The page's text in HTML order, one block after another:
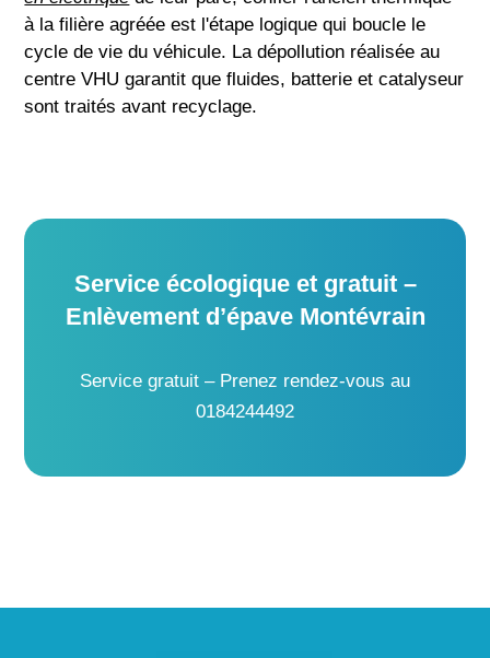
à la filière agréée est l'étape logique qui boucle le
cycle de vie du véhicule. La dépollution réalisée au
centre VHU garantit que fluides, batterie et catalyseur
sont traités avant recyclage.
Service écologique et gratuit –
Enlèvement d’épave Montévrain
Service gratuit – Prenez rendez-vous au
0184244492